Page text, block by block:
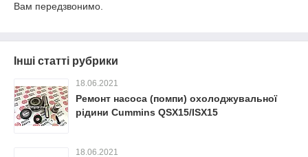
Вам передзвонимо.
Інші статті рубрики
18.06.2021
Ремонт насоса (помпи) охолоджувальної
рідини Cummins QSX15/ISX15
18.06.2021